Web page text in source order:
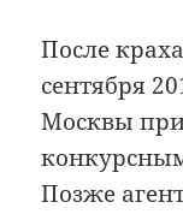
После
сентября
Москвы
Позже